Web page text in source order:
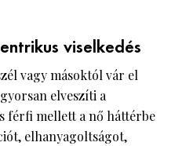
viselkedés
vagy másoktól vár el
elveszíti a
férfi mellett a nő háttérbe
elhanyagoltságot,